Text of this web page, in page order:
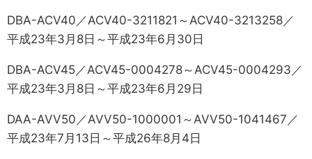
DBA-ACV40／ACV40-3211821～ACV40-3213258／
平成23年3月8日～平成23年6月30日
DBA-ACV45／ACV45-0004278～ACV45-0004293／
平成23年3月8日～平成23年6月29日
DAA-AVV50／AVV50-1000001～AVV50-1041467／
平成23年7月13日～平成26年8月4日